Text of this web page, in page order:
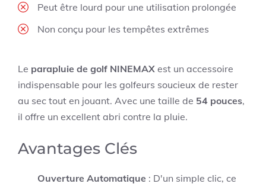
Peut être lourd pour une utilisation prolongée
Non conçu pour les tempêtes extrêmes
Le parapluie de golf NINEMAX est un accessoire
indispensable pour les golfeurs soucieux de rester
au sec tout en jouant. Avec une taille de 54 pouces,
il offre un excellent abri contre la pluie.
Avantages Clés
Ouverture Automatique : D'un simple clic, ce